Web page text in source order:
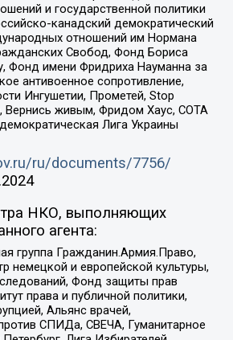
и государственной политики
канадский демократический
отношений им Нормана
Свобод, Фонд Бориса
Фонд имени Фридриха Науманна за
антивоенное сопротивление,
Ингушетии, Прометей, Stop
Вернись живым, Фридом Хаус, СОТА
Лига Украины
ru/documents/7756/
НКО, выполняющих
агента:
группа Гражданин.Армия.Право,
немецкой и европейской культуры,
Фонд защиты прав
права и публичной политики,
Альянс врачей,
СПИДа, СВЕЧА, Гуманитарное